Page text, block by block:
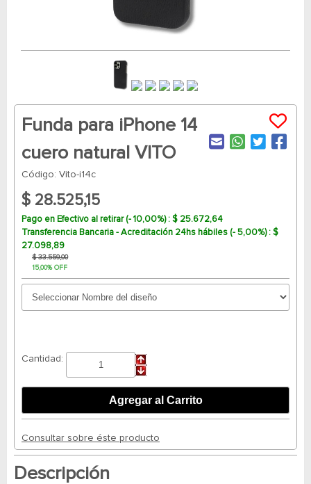
Funda para iPhone 14
cuero natural VITO
Código: Vito-i14c
$ 28.525,15
Pago en Efectivo al retirar (- 10,00%) : $ 25.672,64
Transferencia Bancaria - Acreditación 24hs hábiles (- 5,00%) : $
27.098,89
$ 33.559,00
15,00% OFF
Cantidad:
Consultar sobre éste producto
Descripción